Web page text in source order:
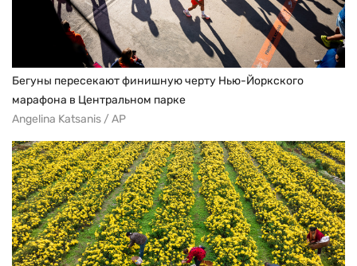
Бегуны пересекают финишную черту Нью-Йоркского
марафона в Центральном парке
Angelina Katsanis / AP